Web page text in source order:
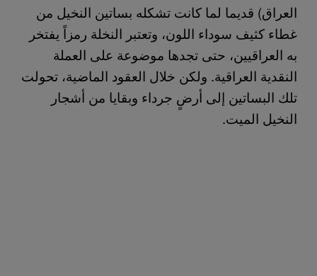
العراق) قديما لما كانت تشكله بساتين النخيل من
غطاء كثيف سوداء اللون، وتعتبر النخلة رمزاً يفتخر
به العراقيين، حتى تجدها موضوعة على العملة
النقدية العراقية. ولكن خلال العقود الماضية، تحولت
تلك البساتين إلى أرضٍ جرداء وبقايا من أشجار
النخيل الميت.